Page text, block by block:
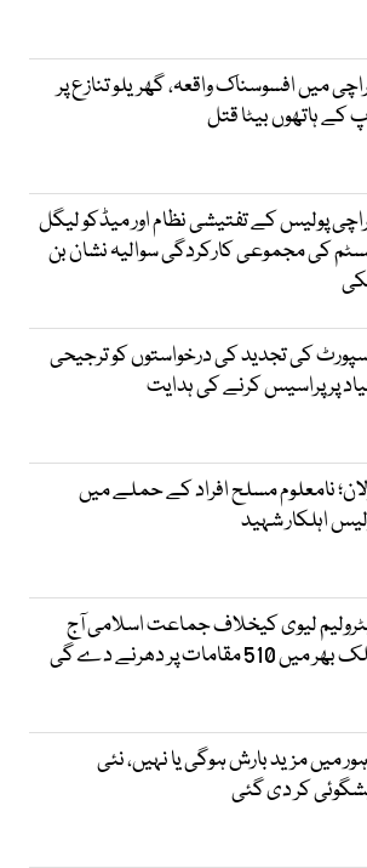
میں افسوسناک واقعہ، گھریلو تنازع پر
کے ہاتھوں بیٹا قتل
پولیس کے تفتیشی نظام اور میڈکو لیگل
کی مجموعی کارکردگی سوالیہ نشان بن
کی تجدید کی درخواستوں کو ترجیحی
پر پراسیس کرنے کی ہدایت
نامعلوم مسلح افراد کے حملے میں
اہلکار شہید
لیوی کیخلاف جماعت اسلامی آج
میں 510 مقامات پر دھرنے دے گی
میں مزید بارش ہوگی یا نہیں، نئی
کر دی گئی